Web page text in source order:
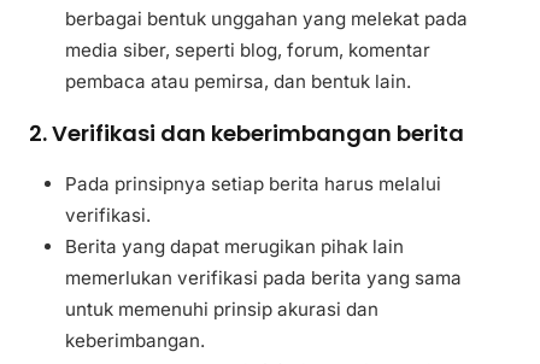
berbagai bentuk unggahan yang melekat pada
media siber, seperti blog, forum, komentar
pembaca atau pemirsa, dan bentuk lain.
2. Verifikasi dan keberimbangan berita
Pada prinsipnya setiap berita harus melalui
verifikasi.
Berita yang dapat merugikan pihak lain
memerlukan verifikasi pada berita yang sama
untuk memenuhi prinsip akurasi dan
keberimbangan.